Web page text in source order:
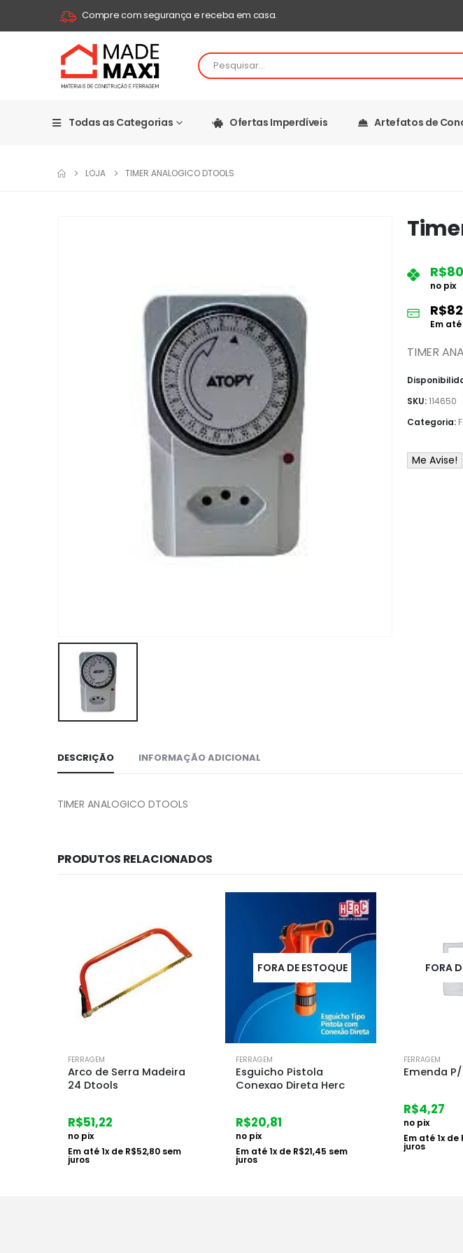
Compre com segurança e receba em casa.
Todas as Categorias Ofertas Imperdíveis Artefatos de
LOJA TIMER ANALOGICO DTOOLS
R$
no pix
R$
Em até
TIMER
SKU:114650
Categoria:
Me Avise!
DESCRIÇÃO INFORMAÇÃO ADICIONAL
TIMER ANALOGICO DTOOLS
PRODUTOS RELACIONADOS
FERRAGEM
Arco de Serra Madeira
24 Dtools
R$51,22
no pix
Em até1x de R$52,80 sem
juros
FORA DE ESTOQUE
FERRAGEM
Esguicho Pistola
Conexao Direta Herc
R$20,81
no pix
Em até1x de R$21,45 sem
juros
FORA
FERRAGEM
Emenda
R$4,27
no pix
Em até1x de
juros